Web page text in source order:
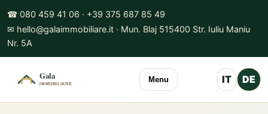
☎ 080 459 41 06 · +39 375 687 85 49
✉ hello@galaimmobiliare.it · Mun. Blaj 515400 Str. Iuliu Maniu
Nr. 5A
Menu IT DE